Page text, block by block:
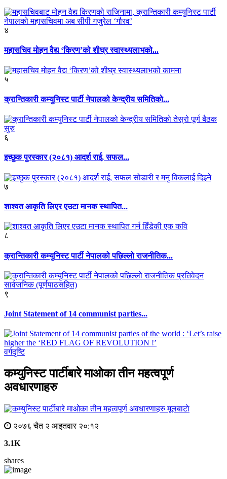
४
महासचिव मोहन वैद्य ‘किरण’को शीघ्र स्वास्थ्यलाभको...
५
क्रान्तिकारी कम्युनिस्ट पार्टी नेपालको केन्द्रीय समितिको...
६
इच्छुक पुरस्कार (२०८१) आदर्श राई, सफल...
७
शाश्वत आकृति लिएर एउटा मानक स्थापित...
८
क्रान्तिकारी कम्युनिस्ट पार्टी नेपालको पछिल्लो राजनीतिक...
९
Joint Statement of 14 communist parties...
वर्गदृष्टि
कम्युनिस्ट पार्टीबारे माओका तीन महत्वपूर्ण
अवधारणाहरु
मूलबाटाे
२०७६ चैत २ आइतवार २०:१२
3.1K
shares